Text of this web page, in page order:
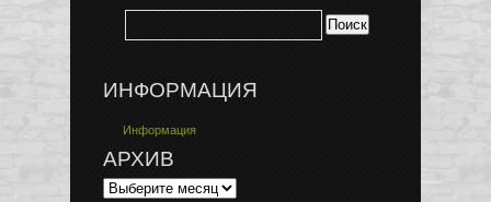
ИНФОРМАЦИЯ
Информация
АРХИВ